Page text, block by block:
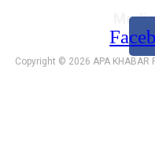
Copyright © 2026 APA KHABAR